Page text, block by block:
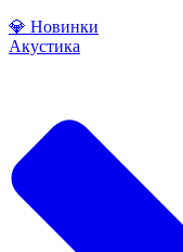
💎 Новинки
Акустика